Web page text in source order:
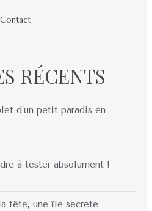
Contact
RÉCENTS
d’un petit paradis en
à tester absolument !
fête, une île secrète